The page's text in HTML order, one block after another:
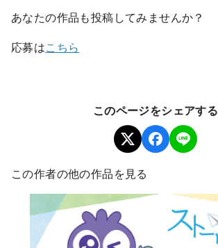
あなたの作品も投稿してみませんか？
応募はこちら
このページをシェアする
この作者の他の作品を見る